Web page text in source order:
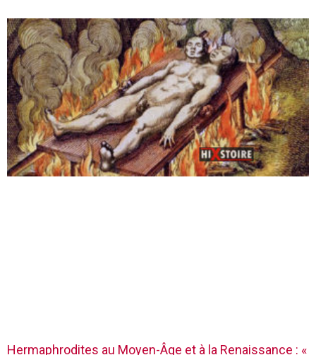
Hermaphrodites au Moyen-Âge et à la Renaissance : «